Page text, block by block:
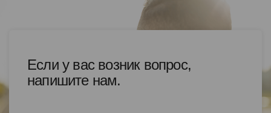
Если у вас возник вопрос,
напишите нам.